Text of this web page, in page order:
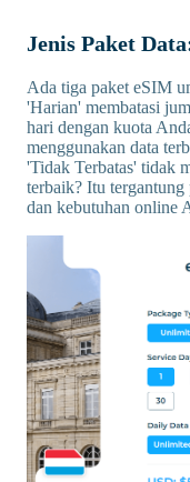
Jenis Paket
Ada tiga paket eSIM
'Harian' membatasi
hari dengan kuota
menggunakan data
'Tidak Terbatas' tidak
terbaik? Itu tergantung
dan kebutuhan online